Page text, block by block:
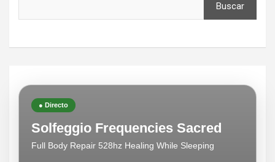
Buscar
● Directo
Solfeggio Frequencies Sacred
Full Body Repair 528hz Healing While Sleeping